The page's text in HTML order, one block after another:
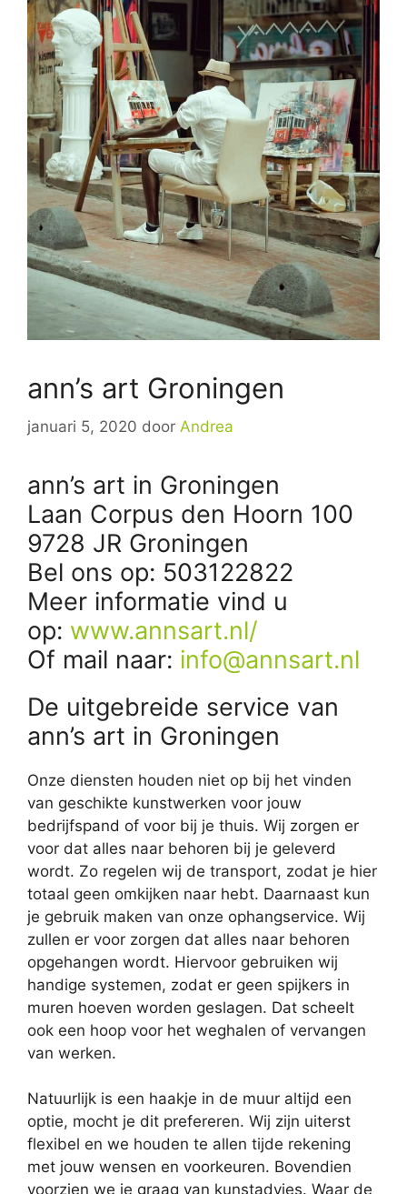
ann’s art Groningen
januari 5, 2020 door Andrea
ann’s art in Groningen
Laan Corpus den Hoorn 100
9728 JR Groningen
Bel ons op: 503122822
Meer informatie vind u
op: www.annsart.nl/
Of mail naar: info@annsart.nl
De uitgebreide service van
ann’s art in Groningen
Onze diensten houden niet op bij het vinden
van geschikte kunstwerken voor jouw
bedrijfspand of voor bij je thuis. Wij zorgen er
voor dat alles naar behoren bij je geleverd
wordt. Zo regelen wij de transport, zodat je hier
totaal geen omkijken naar hebt. Daarnaast kun
je gebruik maken van onze ophangservice. Wij
zullen er voor zorgen dat alles naar behoren
opgehangen wordt. Hiervoor gebruiken wij
handige systemen, zodat er geen spijkers in
muren hoeven worden geslagen. Dat scheelt
ook een hoop voor het weghalen of vervangen
van werken.
Natuurlijk is een haakje in de muur altijd een
optie, mocht je dit prefereren. Wij zijn uiterst
flexibel en we houden te allen tijde rekening
met jouw wensen en voorkeuren. Bovendien
voorzien we je graag van kunstadvies. Waar de